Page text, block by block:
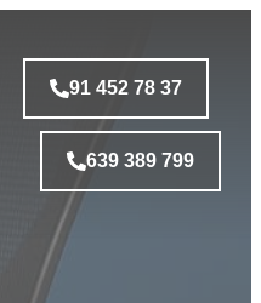
91 452 78 37
639 389 799